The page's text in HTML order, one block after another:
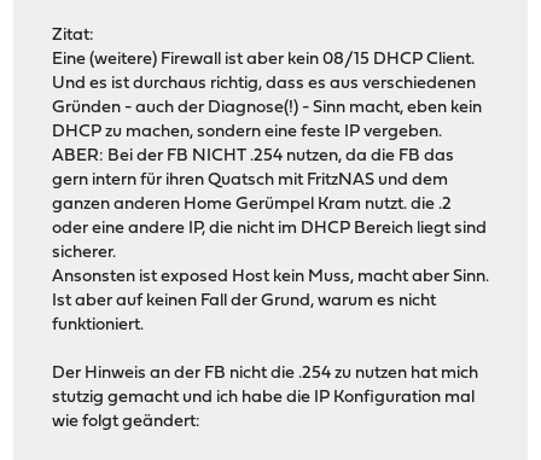
Zitat:
Eine (weitere) Firewall ist aber kein 08/15 DHCP Client.
Und es ist durchaus richtig, dass es aus verschiedenen
Gründen - auch der Diagnose(!) - Sinn macht, eben kein
DHCP zu machen, sondern eine feste IP vergeben.
ABER: Bei der FB NICHT .254 nutzen, da die FB das
gern intern für ihren Quatsch mit FritzNAS und dem
ganzen anderen Home Gerümpel Kram nutzt. die .2
oder eine andere IP, die nicht im DHCP Bereich liegt sind
sicherer.
Ansonsten ist exposed Host kein Muss, macht aber Sinn.
Ist aber auf keinen Fall der Grund, warum es nicht
funktioniert.
Der Hinweis an der FB nicht die .254 zu nutzen hat mich
stutzig gemacht und ich habe die IP Konfiguration mal
wie folgt geändert: